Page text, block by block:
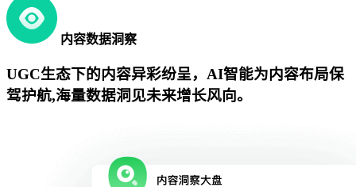
内容数据洞察
UGC生态下的内容异彩纷呈，AI智能为内容布局保
驾护航,海量数据洞见未来增长风向。